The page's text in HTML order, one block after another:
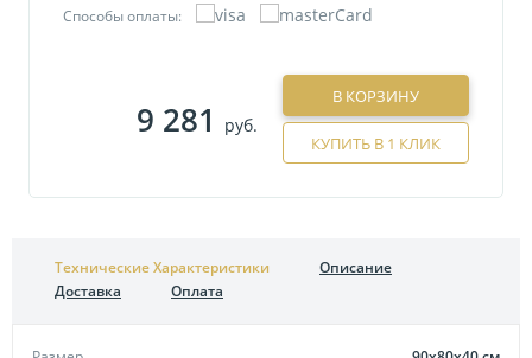
Способы оплаты:
9 281 руб.
В КОРЗИНУ
КУПИТЬ В 1 КЛИК
Технические Характеристики
Описание
Доставка
Оплата